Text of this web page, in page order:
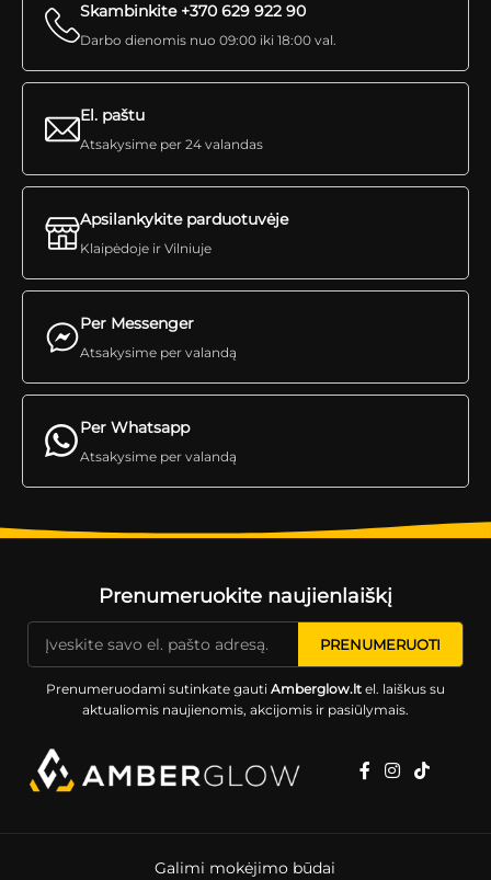
Skambinkite +370 629 922 90
Darbo dienomis nuo 09:00 iki 18:00 val.
Per Messenger
Atsakysime per valandą
El. paštu
Atsakysime per 24 valandas
Apsilankykite parduotuvėje
Klaipėdoje ir Vilniuje
Per Whatsapp
Atsakysime per valandą
Prenumeruokite naujienlaiškį
Prenumeruodami sutinkate gauti Amberglow.ltel. laiškus su
aktualiomis naujienomis, akcijomis ir pasiūlymais.
Galimi mokėjimo būdai